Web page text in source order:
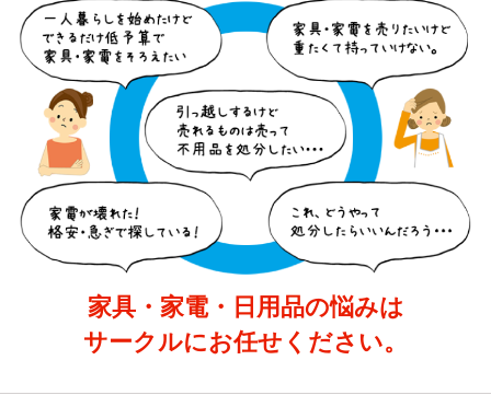
家具・家電・日用品の悩みは
サークルにお任せください。